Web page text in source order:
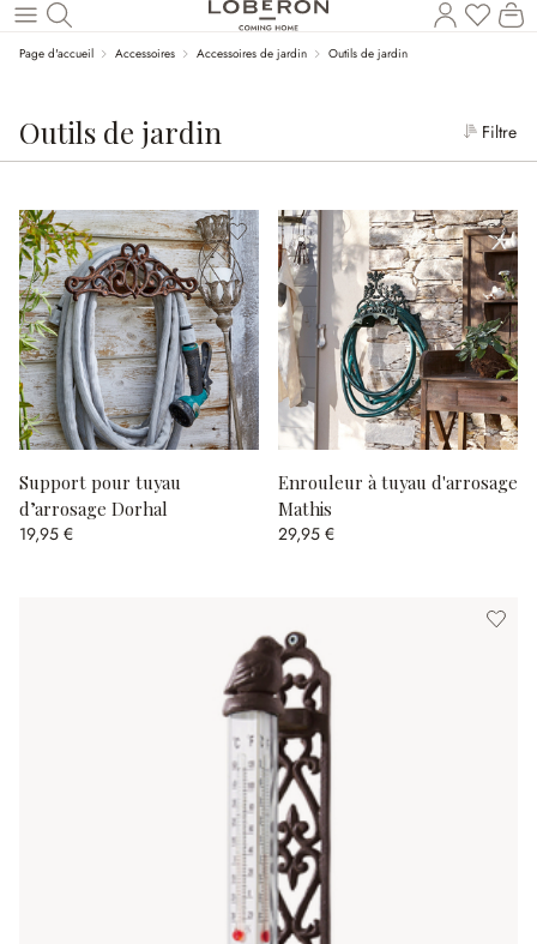
Revenir au contenu principal
Page d'accueil Accessoires Accessoires de jardin Outils de jardin
Outils de jardin Filtre
Support pour tuyau
d’arrosage Dorhal
19,95 €
Enrouleur à tuyau d'arrosage
Mathis
29,95 €